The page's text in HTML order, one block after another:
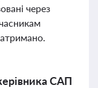
через
САП